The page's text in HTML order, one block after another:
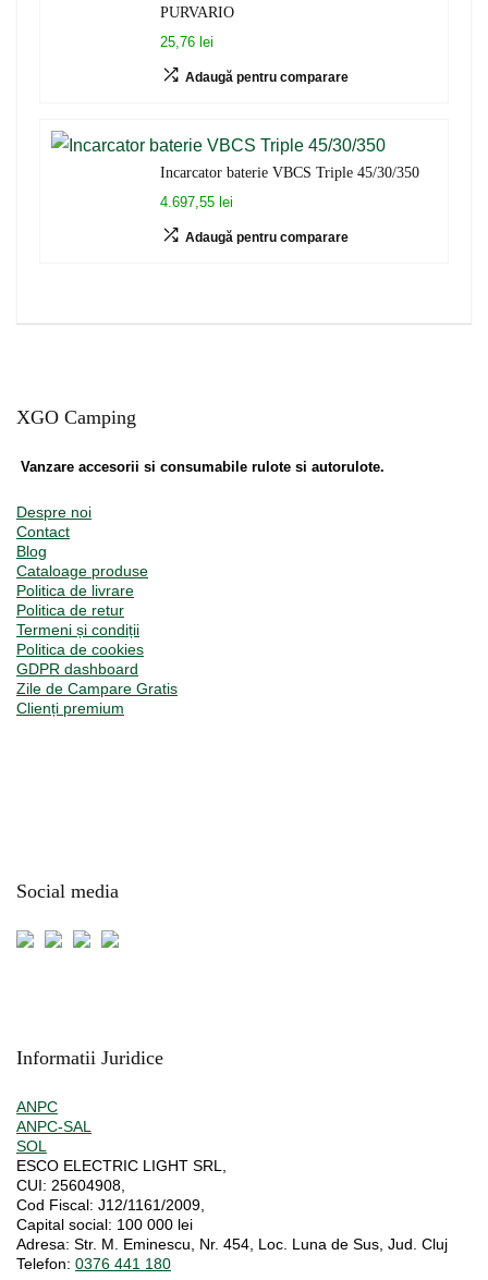
PURVARIO
25,76 lei
Adaugă pentru comparare
Incarcator baterie VBCS Triple 45/30/350
4.697,55 lei
Adaugă pentru comparare
XGO Camping
Vanzare accesorii si consumabile rulote si autorulote.
Despre noi
Contact
Blog
Cataloage produse
Politica de livrare
Politica de retur
Termeni și condiții
Politica de cookies
GDPR dashboard
Zile de Campare Gratis
Clienți premium
Social media
Informatii Juridice
ANPC
ANPC-SAL
SOL
ESCO ELECTRIC LIGHT SRL,
CUI: 25604908,
Cod Fiscal: J12/1161/2009,
Capital social: 100 000 lei
Adresa: Str. M. Eminescu, Nr. 454, Loc. Luna de Sus, Jud. Cluj
Telefon: 0376 441 180